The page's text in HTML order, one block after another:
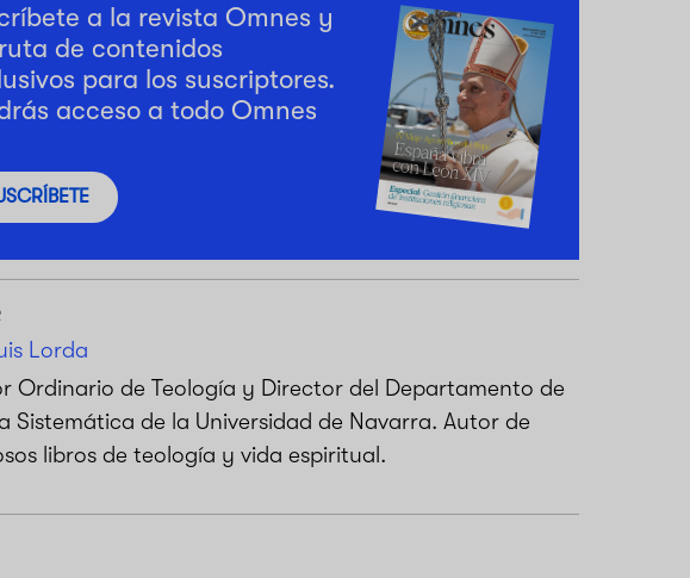
a la revista Omnes y
de contenidos
para los suscriptores.
acceso a todo Omnes
Lorda
Ordinario de Teología y Director del Departamento de
Sistemática de la Universidad de Navarra. Autor de
libros de teología y vida espiritual.